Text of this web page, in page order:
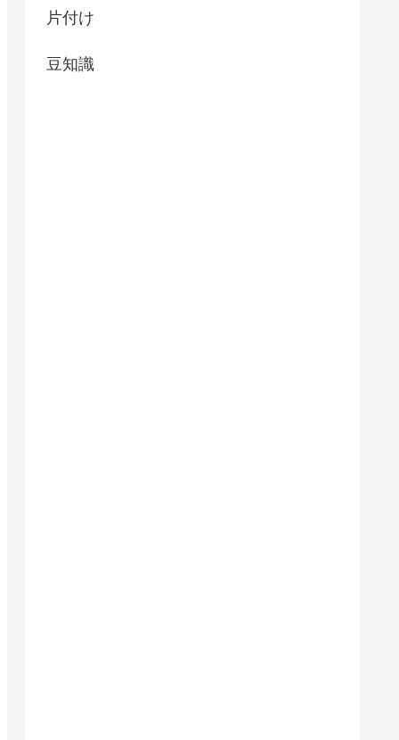
片付け
豆知識